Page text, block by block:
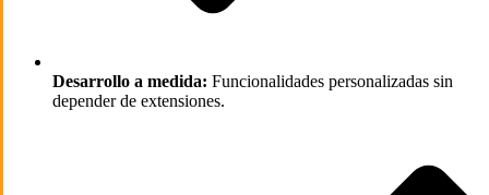
Desarrollo a medida: Funcionalidades personalizadas sin
depender de extensiones.